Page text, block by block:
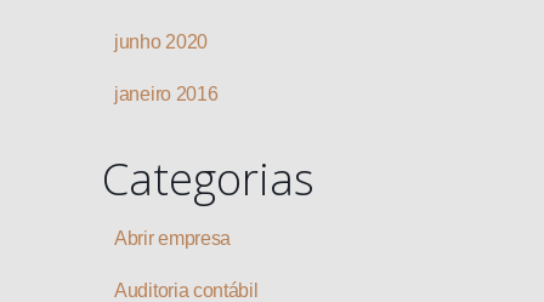
junho 2020
janeiro 2016
Categorias
Abrir empresa
Auditoria contábil